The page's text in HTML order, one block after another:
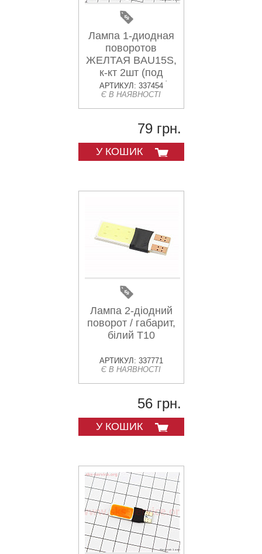
Лампа 1-диодная
поворотов
ЖЕЛТАЯ BAU15S,
к-кт 2шт (под
патрон PY21W)
АРТИКУЛ: 337454
Є В НАЯВНОСТІ
79 грн.
У КОШИК
Лампа 2-діодний
поворот / габарит,
білий T10
АРТИКУЛ: 337771
Є В НАЯВНОСТІ
56 грн.
У КОШИК